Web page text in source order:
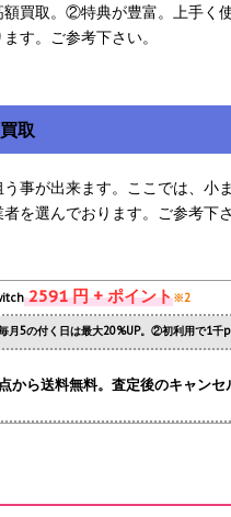
買取。②特典が豊富。上手く
す。ご参考下さい。
取
事が出来ます。ここでは、小
を選んでおります。ご参考下さ
2591 円 + ポイント※2
月5の付く日は最大20%UP。②初利用で1千
から送料無料。査定後のキャン